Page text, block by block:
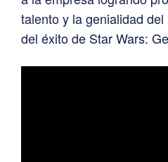
talento y la genialidad
del éxito de Star Wars: